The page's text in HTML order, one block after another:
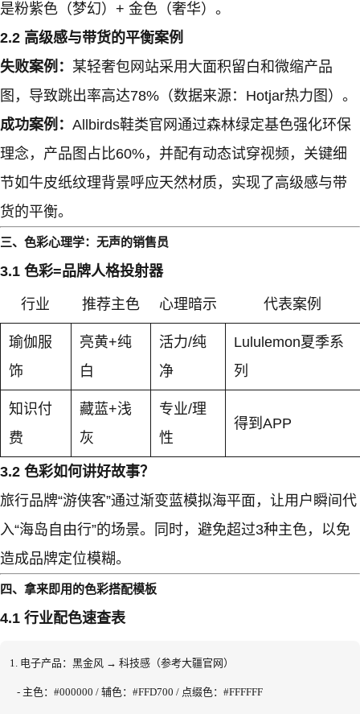
是粉紫色（梦幻）+ 金色（奢华）。
2.2 高级感与带货的平衡案例
失败案例： 某轻奢包网站采用大面积留白和微缩产品
图，导致跳出率高达78%（数据来源：Hotjar热力图）。
成功案例： Allbirds鞋类官网通过森林绿定基色强化环保
理念，产品图占比60%，并配有动态试穿视频，关键细
节如牛皮纸纹理背景呼应天然材质，实现了高级感与带
货的平衡。
三、色彩心理学：无声的销售员
3.1 色彩=品牌人格投射器
行业 推荐主色 心理暗示 代表案例
瑜伽服
饰
亮黄+纯
白
活力/纯
净
Lululemon夏季系
列
知识付
费
藏蓝+浅
灰
专业/理
性
得到APP
3.2 色彩如何讲好故事？
旅行品牌“游侠客”通过渐变蓝模拟海平面，让用户瞬间代
入“海岛自由行”的场景。同时，避免超过3种主色，以免
造成品牌定位模糊。
四、拿来即用的色彩搭配模板
4.1 行业配色速查表
1. 电子产品：黑金风 → 科技感（参考大疆官网）
- 主色：#000000 / 辅色：#FFD700 / 点缀色：#FFFFFF